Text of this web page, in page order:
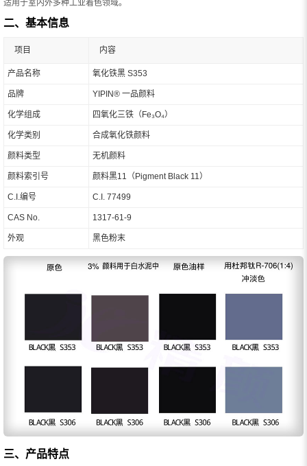
适用于室内外多种工业着色领域。
二、基本信息
项目 内容
产品名称 氧化铁黑 S353
品牌 YIPIN® 一品颜料
化学组成 四氧化三铁（Fe₃O₄）
化学类别 合成氧化铁颜料
颜料类型 无机颜料
颜料索引号 颜料黑11（Pigment Black 11）
C.I.编号 C.I. 77499
CAS No. 1317-61-9
外观 黑色粉末
三、产品特点